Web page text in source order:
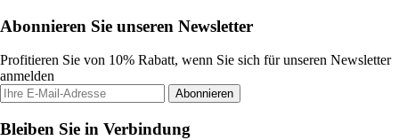
Abonnieren Sie unseren Newsletter
Profitieren Sie von 10% Rabatt, wenn Sie sich für unseren Newsletter
anmelden
Abonnieren
Bleiben Sie in Verbindung